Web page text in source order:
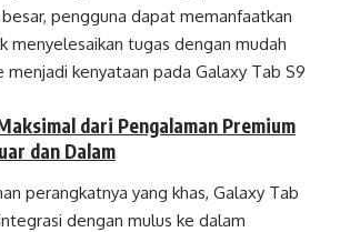
pengguna dapat memanfaatkan
menyelesaikan tugas dengan mudah
menjadi kenyataan pada Galaxy Tab S9
dari Pengalaman Premium
dan Dalam
perangkatnya yang khas, Galaxy Tab
dengan mulus ke dalam